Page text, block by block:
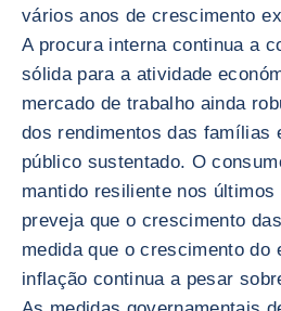
vários anos de crescimento
A procura interna continua a
sólida para a atividade
mercado de trabalho ainda
dos rendimentos das famílias
público sustentado. O
mantido resiliente nos últimos
preveja que o crescimento
medida que o crescimento do
inflação continua a pesar